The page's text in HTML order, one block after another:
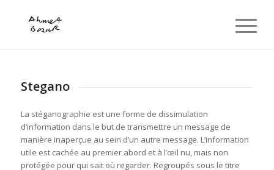
Stegano
La stéganographie est une forme de dissimulation
d’information dans le but de transmettre un message de
manière inaperçue au sein d’un autre message. L’information
utile est cachée au premier abord et à l’œil nu, mais non
protégée pour qui sait où regarder. Regroupés sous le titre